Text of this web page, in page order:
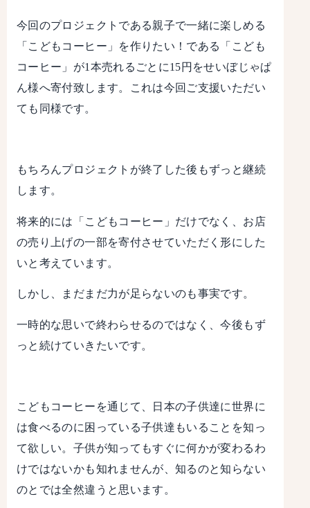
今回のプロジェクトである親子で一緒に楽しめる
「こどもコーヒー」を作りたい！である「こども
コーヒー」が1本売れるごとに15円をせいぼじゃぱ
ん様へ寄付致します。これは今回ご支援いただい
ても同様です。
もちろんプロジェクトが終了した後もずっと継続
します。
将来的には「こどもコーヒー」だけでなく、お店
の売り上げの一部を寄付させていただく形にした
いと考えています。
しかし、まだまだ力が足らないのも事実です。
一時的な思いで終わらせるのではなく、今後もず
っと続けていきたいです。
こどもコーヒーを通じて、日本の子供達に世界に
は食べるのに困っている子供達もいることを知っ
て欲しい。子供が知ってもすぐに何かが変わるわ
けではないかも知れませんが、知るのと知らない
のとでは全然違うと思います。